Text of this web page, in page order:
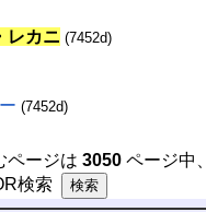
レカニ (7452d)
(7452d)
ページは 3050ページ中、
検索